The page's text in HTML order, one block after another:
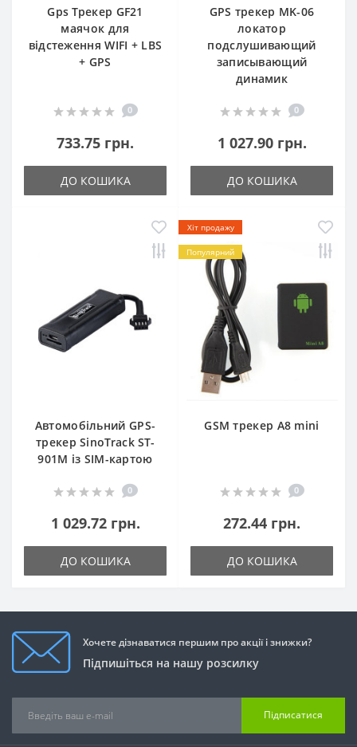
Gps Трекер GF21
маячок для
відстеження WIFI + LBS
+ GPS
0
733.75 грн.
ДО КОШИКА
GPS трекер MK-06
локатор
подслушивающий
записывающий
динамик
0
1 027.90 грн.
ДО КОШИКА
Автомобільний GPS-
трекер SinoTrack ST-
901M із SIM-картою
0
1 029.72 грн.
ДО КОШИКА
Хіт продажу
Популярний
GSM трекер A8 mini
0
272.44 грн.
ДО КОШИКА
Хочете дізнаватися першим про акції і знижки?
Підпишіться на нашу розсилку
Підписатися